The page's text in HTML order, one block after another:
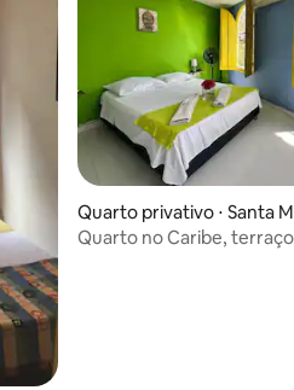
Quarto privativo ⋅ Santa
Quarto no Caribe,